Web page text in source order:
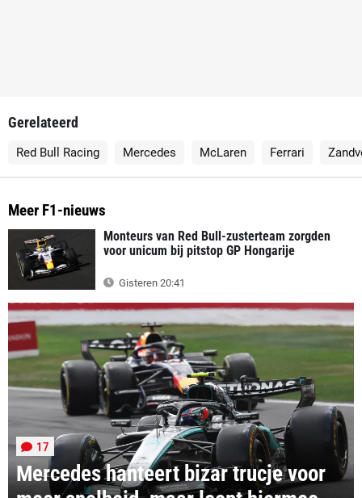
Gerelateerd
Red Bull Racing Mercedes McLaren Ferrari
Meer F1-nieuws
Monteurs van Red Bull-zusterteam zorgden
voor unicum bij pitstop GP Hongarije
Gisteren 20:41
Mercedes hanteert bizar trucje voor
17